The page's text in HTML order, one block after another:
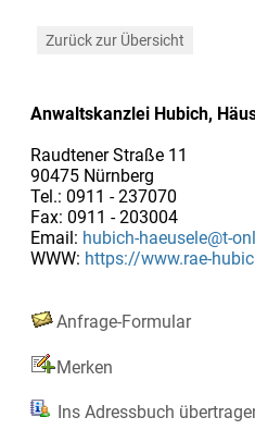
Zurück zur Übersicht
Anwaltskanzlei Hubich,
Raudtener Straße 11
90475 Nürnberg
Tel.: 0911 - 237070
Fax: 0911 - 203004
Email: hubich-haeusele@t-
WWW: https://www.rae-
Anfrage-Formular
Merken
Ins Adressbuch